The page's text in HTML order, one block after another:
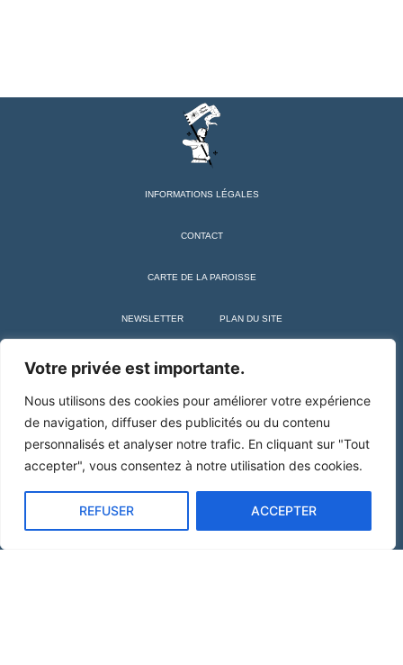
Votre privée est importante.
Nous utilisons des cookies pour améliorer votre expérience
de navigation, diffuser des publicités ou du contenu
personnalisés et analyser notre trafic. En cliquant sur "Tout
accepter", vous consentez à notre utilisation des cookies.
REFUSER ACCEPTER
INFORMATIONS LÉGALES
CONTACT
CARTE DE LA PAROISSE
NEWSLETTER PLAN DU SITE
+ SAINT MARTIN DE TOURS